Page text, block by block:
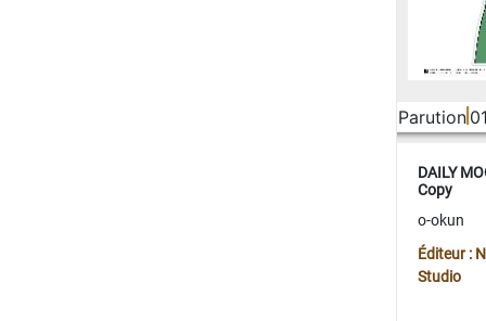
Parution
DAILY
Copy
o-okun
Éditeur :
Studio